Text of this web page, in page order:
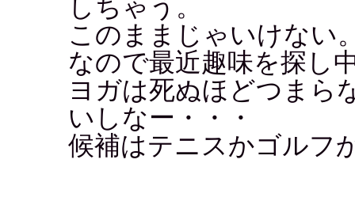
しちゃう。
このままじゃいけない
なので最近趣味を探し
ヨガは死ぬほどつまら
いしなー・・・
候補はテニスかゴルフ